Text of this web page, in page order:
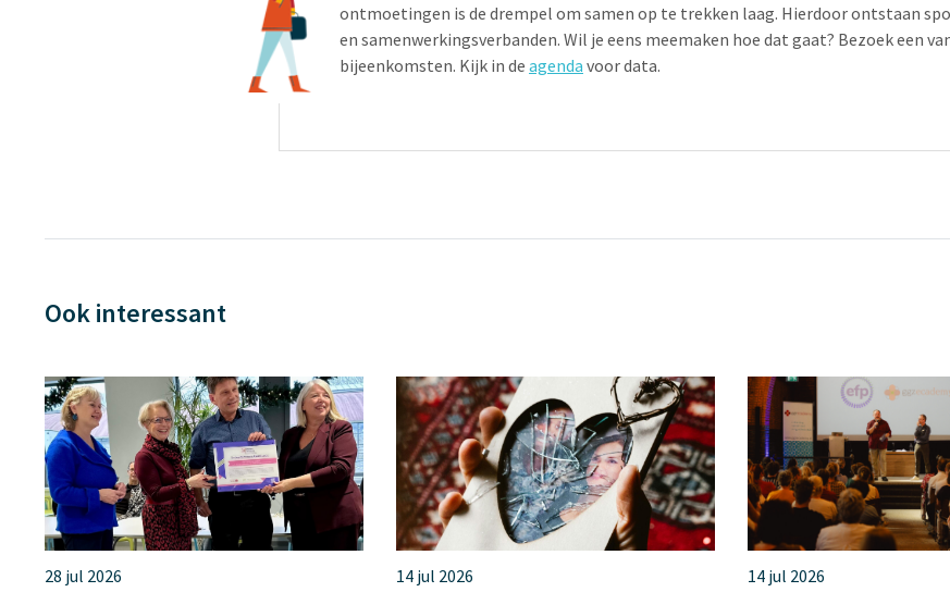
ontmoetingen is de drempel om samen op te trekken laag. Hierdoor ontstaan
en samenwerkingsverbanden. Wil je eens meemaken hoe dat gaat? Bezoek een
bijeenkomsten. Kijk in de agenda voor data.
Ook interessant
28 jul 2026 14 jul 2026 14 jul 2026